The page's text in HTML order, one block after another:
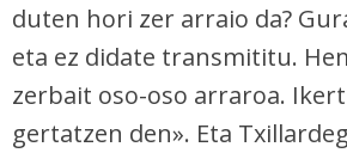
duten hori zer arraio da?
eta ez didate transmititu.
zerbait oso-oso arraroa.
gertatzen den». Eta